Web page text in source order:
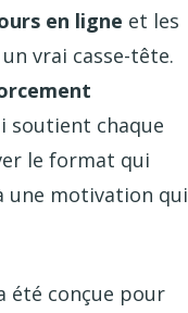
en ligne et les
vrai casse-tête.
soutient chaque
le format qui
une motivation qui
été conçue pour